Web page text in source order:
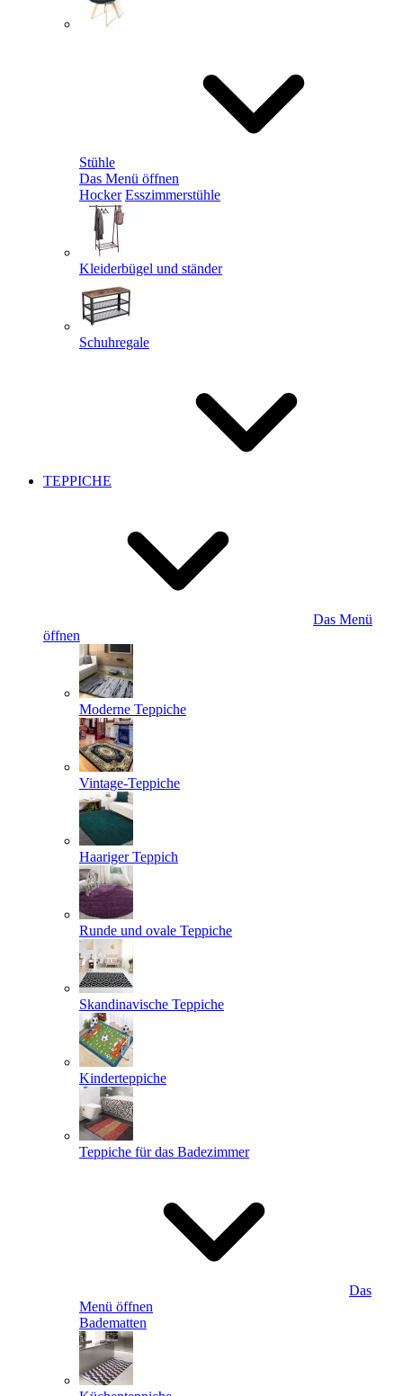
Stühle
Das Menü öffnen
Hocker Esszimmerstühle
Kleiderbügel und ständer
Schuhregale
TEPPICHE
Das Menü
öffnen
Moderne Teppiche
Vintage-Teppiche
Haariger Teppich
Runde und ovale Teppiche
Skandinavische Teppiche
Kinderteppiche
Teppiche für das Badezimmer
Das
Menü öffnen
Badematten